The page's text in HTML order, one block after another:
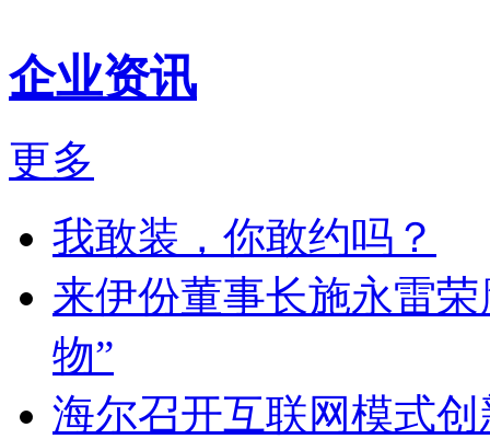
企业资讯
更多
我敢装，你敢约吗？
来伊份董事长施永雷
物”
海尔召开互联网模式